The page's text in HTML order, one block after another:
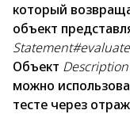
который
объект
Объект Description
можно
тесте через